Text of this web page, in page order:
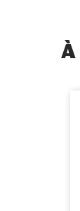
À